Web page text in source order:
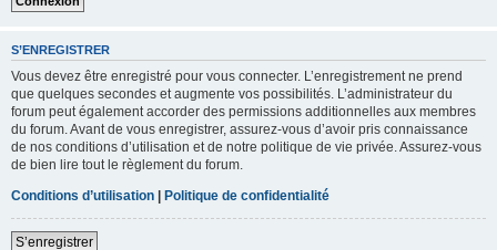
S’ENREGISTRER
Vous devez être enregistré pour vous connecter. L’enregistrement ne prend
que quelques secondes et augmente vos possibilités. L’administrateur du
forum peut également accorder des permissions additionnelles aux membres
du forum. Avant de vous enregistrer, assurez-vous d’avoir pris connaissance
de nos conditions d’utilisation et de notre politique de vie privée. Assurez-vous
de bien lire tout le règlement du forum.
Conditions d’utilisation | Politique de confidentialité
S’enregistrer